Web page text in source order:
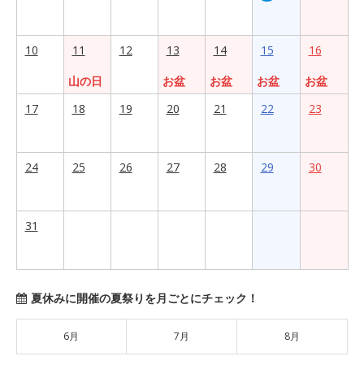
10
11
山の日
12
13
お盆
14
お盆
15
お盆
16
お盆
17
18 19 20 21 22 23
24 25 26 27 28 29 30
31
夏休みに開催の夏祭りを月ごとにチェック！
6月 7月 8月